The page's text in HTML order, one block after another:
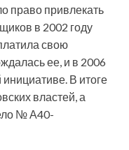
право привлекать
в 2002 году
свою
ее, и в 2006
инициативе. В итоге
властей, а
№ А40-